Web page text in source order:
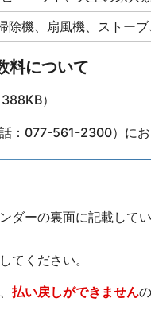
除機、扇風機、ストー
料について
）
：077-561-2300）にお
ダーの裏面に記載して
してください。
払い戻しができません